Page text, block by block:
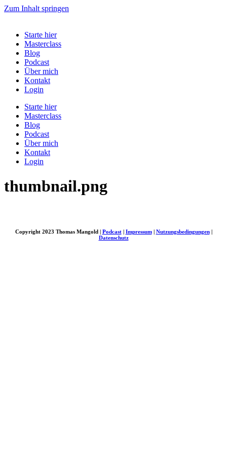
Zum Inhalt springen
Starte hier
Masterclass
Blog
Podcast
Über mich
Kontakt
Login
Starte hier
Masterclass
Blog
Podcast
Über mich
Kontakt
Login
thumbnail.png
Copyright 2023 Thomas Mangold | Podcast| Impressum| Nutzungsbedingungen|
Datenschutz